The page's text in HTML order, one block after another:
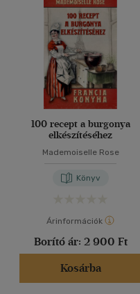
100 recept a burgonya
elkészítéséhez
Mademoiselle Rose
Könyv
Árinformációk
Borító ár: 2 900 Ft
Kosárba